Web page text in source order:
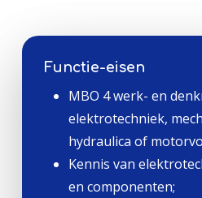
Functie-eisen
MBO 4 werk- en
elektrotechniek,
hydraulica of
Kennis van
en componenten;